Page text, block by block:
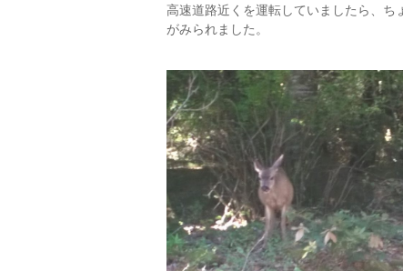
高速道路近くを運転していましたら、
がみられました。